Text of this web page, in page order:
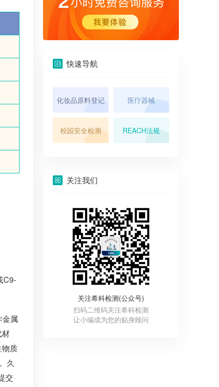
C9-
属
材
质
久
交
快速导航
化妆品原料登记 医疗器械
校园安全检测 REACH法规
关注我们
关注希科检测(公众号)
扫码二维码关注希科检测
让小编成为您的贴身顾问